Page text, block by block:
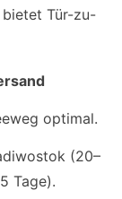
bietet Tür-zu-
optimal.
(20–
Tage).